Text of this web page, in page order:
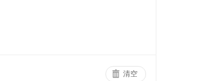
清空